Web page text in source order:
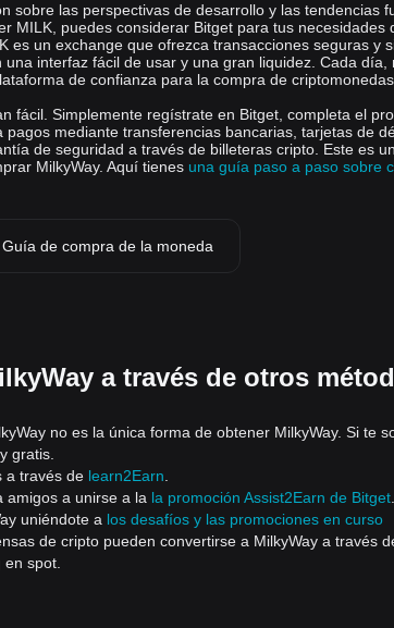
sobre las perspectivas de desarrollo y las tendencias
MILK, puedes considerar Bitget para tus necesidades
es un exchange que ofrezca transacciones seguras y
interfaz fácil de usar y una gran liquidez. Cada día,
de confianza para la compra de criptomonedas.
fácil. Simplemente regístrate en Bitget, completa el
pagos mediante transferencias bancarias, tarjetas de
de seguridad a través de billeteras cripto. Este es
MilkyWay. Aquí tienes una guía paso a paso sobre
Guía de compra de la moneda
a través de otros
no es la única forma de obtener MilkyWay. Si te
gratis.
a través de learn2Earn
amigos a unirse a la la promoción Assist2Earn de Bitget
uniéndote a los desafíos y las promociones en curso
de cripto pueden convertirse a MilkyWay a través
spot.